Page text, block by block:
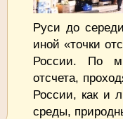
Руси до
иной «точки
России. По
отсчета,
России, как и
среды,